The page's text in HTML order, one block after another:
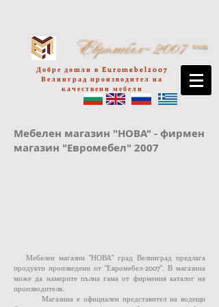
Добре дошли в Euromebel2007
Велинград производител на
качествени мебели
Мебелен магазин "НОВА" - фирмен
магазин "Евромебел" 2007
Мебелен магазин "НОВА" град Велинград предлага
продукти произведени от "Евромебел-2007". В магазина
може да намерите пълна гама от фирмения каталог на
производителя.
Магазина е официален представител на водещи